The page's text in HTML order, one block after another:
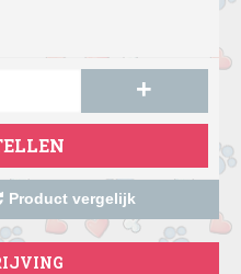
+
Product vergelijk